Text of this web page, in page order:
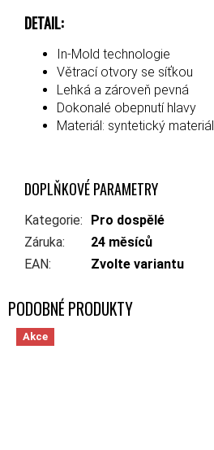
DETAIL:
In-Mold technologie
Větrací otvory se síťkou
Lehká a zároveň pevná
Dokonalé obepnutí hlavy
Materiál: syntetický materiál
DOPLŇKOVÉ PARAMETRY
Kategorie:
Pro dospělé
Záruka:
24 měsíců
EAN: Zvolte variantu
Akce